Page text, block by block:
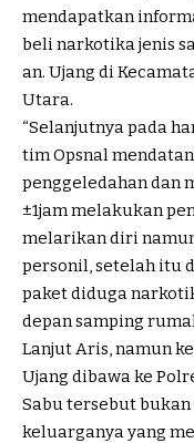
mendapatkan
beli narkotika jenis
an. Ujang di
Utara.
“Selanjutnya pada
tim Opsnal
penggeledahan dan
±1jam melakukan
melarikan diri
personil, setelah itu
paket diduga
depan samping
Lanjut Aris, namun
Ujang dibawa ke
Sabu tersebut
keluarganya yang